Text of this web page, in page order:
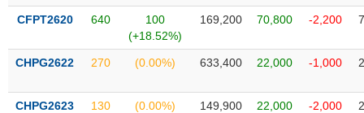
CFPT2620 640
100
(+18.52%)
169,200 70,800 -2,200
CHPG2622 270 (0.00%) 633,400 22,000 -1,000
CHPG2623 130 (0.00%) 149,900 22,000 -2,000
(-)
Báo
phân
tích